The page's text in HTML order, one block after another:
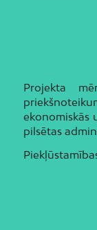
Projekta
ekonomiskās
pilsētas